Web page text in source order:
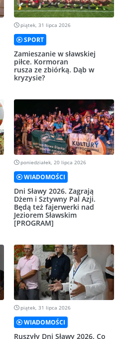
piątek, 31 lipca 2026
SPORT
Zamieszanie w sławskiej
piłce. Kormoran
rusza ze zbiórką. Dąb w
kryzysie?
poniedziałek, 20 lipca 2026
WIADOMOŚCI
Dni Sławy 2026. Zagrają
Dżem i Sztywny Pal Azji.
Będą też fajerwerki nad
Jeziorem Sławskim
[PROGRAM]
piątek, 31 lipca 2026
WIADOMOŚCI
Ruszyły Dni Sławy 2026. Co